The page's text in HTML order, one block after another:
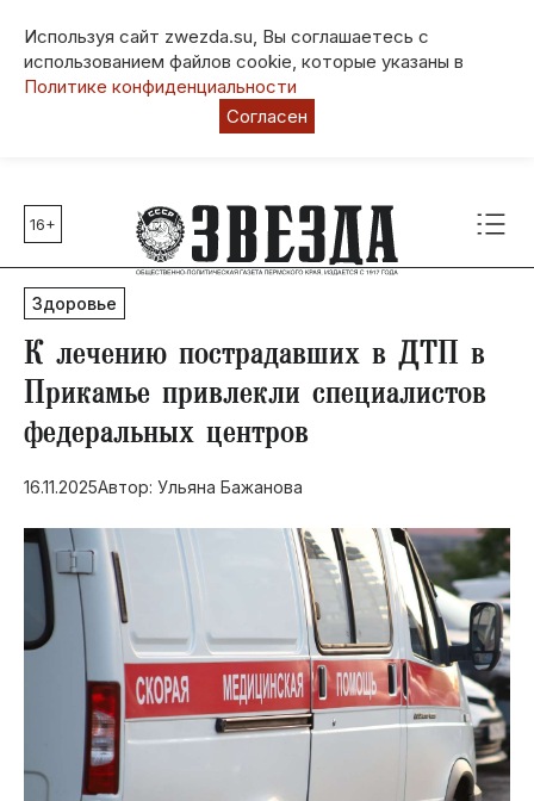
Используя сайт zwezda.su, Вы соглашаетесь с
использованием файлов cookie, которые указаны в
Политике конфиденциальности
Согласен
Главные темы
80 лет Победы
Молодежная столица РФ
СВО
Выборы в Пермском крае
Социальная поддержка
Инфраструктура
Благоустройство
16+
Здоровье
К лечению пострадавших в ДТП в
Прикамье привлекли специалистов
федеральных центров
16.11.2025Автор: Ульяна Бажанова